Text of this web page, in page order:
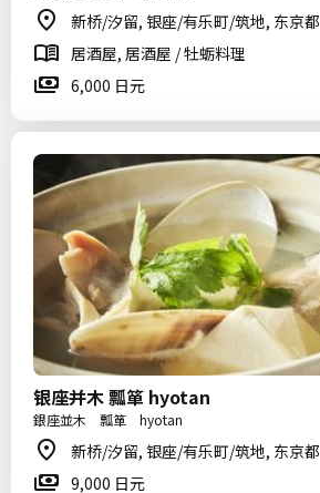
新桥/汐留, 银座/有乐町/筑地, 东京都
居酒屋, 居酒屋 / 牡蛎料理
6,000 日元
银座并木 瓢箪 hyotan
銀座並木 瓢箪 hyotan
新桥/汐留, 银座/有乐町/筑地, 东京都
9,000 日元